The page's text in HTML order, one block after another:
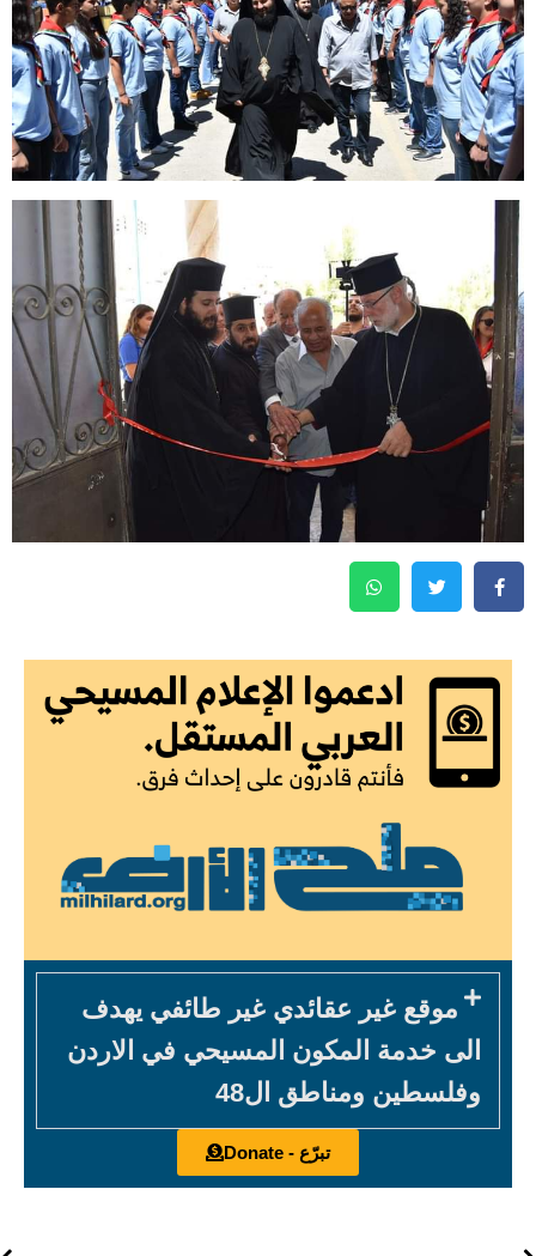
موقع غير عقائدي غير طائفي يهدف
الى خدمة المكون المسيحي في الاردن
وفلسطين ومناطق ال48
تبرّع - Donate